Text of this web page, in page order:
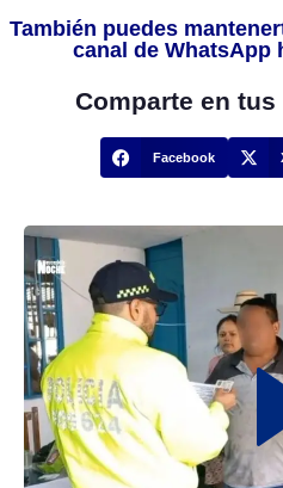
También puedes
canal de WhatsApp
Comparte en
Facebook